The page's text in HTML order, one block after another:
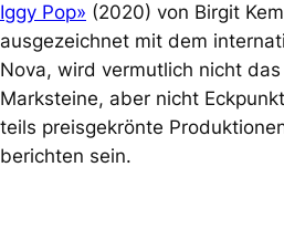
Iggy Pop» (2020) von Birgit
ausgezeichnet mit dem
Nova, wird vermutlich nicht
Marksteine, aber nicht
teils preisgekrönte
berichten sein.